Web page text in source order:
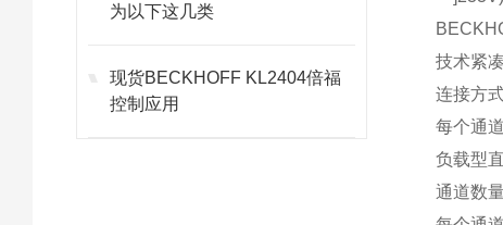
为以下这几类
现货BECKHOFF KL2404倍福
控制应用
技术紧
连接方
每个通
负载型
通道数